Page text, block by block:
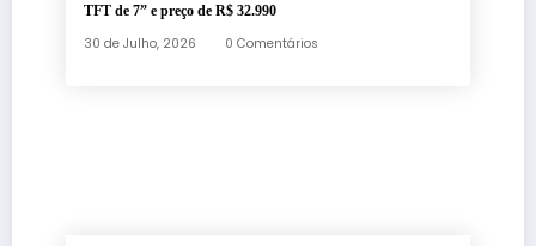
TFT de 7” e preço de R$ 32.990
30 de Julho, 2026 0 Comentários